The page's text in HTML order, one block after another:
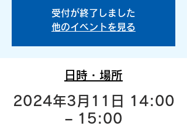
受付が終了しました
他のイベントを見る
日時・場所
2024年3月11日 14:00
– 15:00